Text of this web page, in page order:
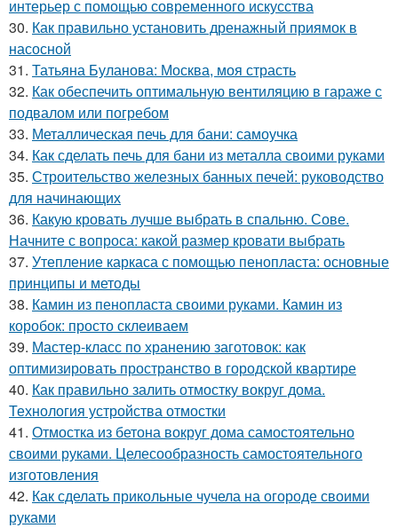
интерьер с помощью современного искусства
30. Как правильно установить дренажный приямок в
насосной
31. Татьяна Буланова: Москва, моя страсть
32. Как обеспечить оптимальную вентиляцию в гараже с
подвалом или погребом
33. Металлическая печь для бани: самоучка
34. Как сделать печь для бани из металла своими руками
35. Строительство железных банных печей: руководство
для начинающих
36. Какую кровать лучше выбрать в спальню. Сове.
Начните с вопроса: какой размер кровати выбрать
37. Утепление каркаса с помощью пенопласта: основные
принципы и методы
38. Камин из пенопласта своими руками. Камин из
коробок: просто склеиваем
39. Мастер-класс по хранению заготовок: как
оптимизировать пространство в городской квартире
40. Как правильно залить отмостку вокруг дома.
Технология устройства отмостки
41. Отмостка из бетона вокруг дома самостоятельно
своими руками. Целесообразность самостоятельного
изготовления
42. Как сделать прикольные чучела на огороде своими
руками